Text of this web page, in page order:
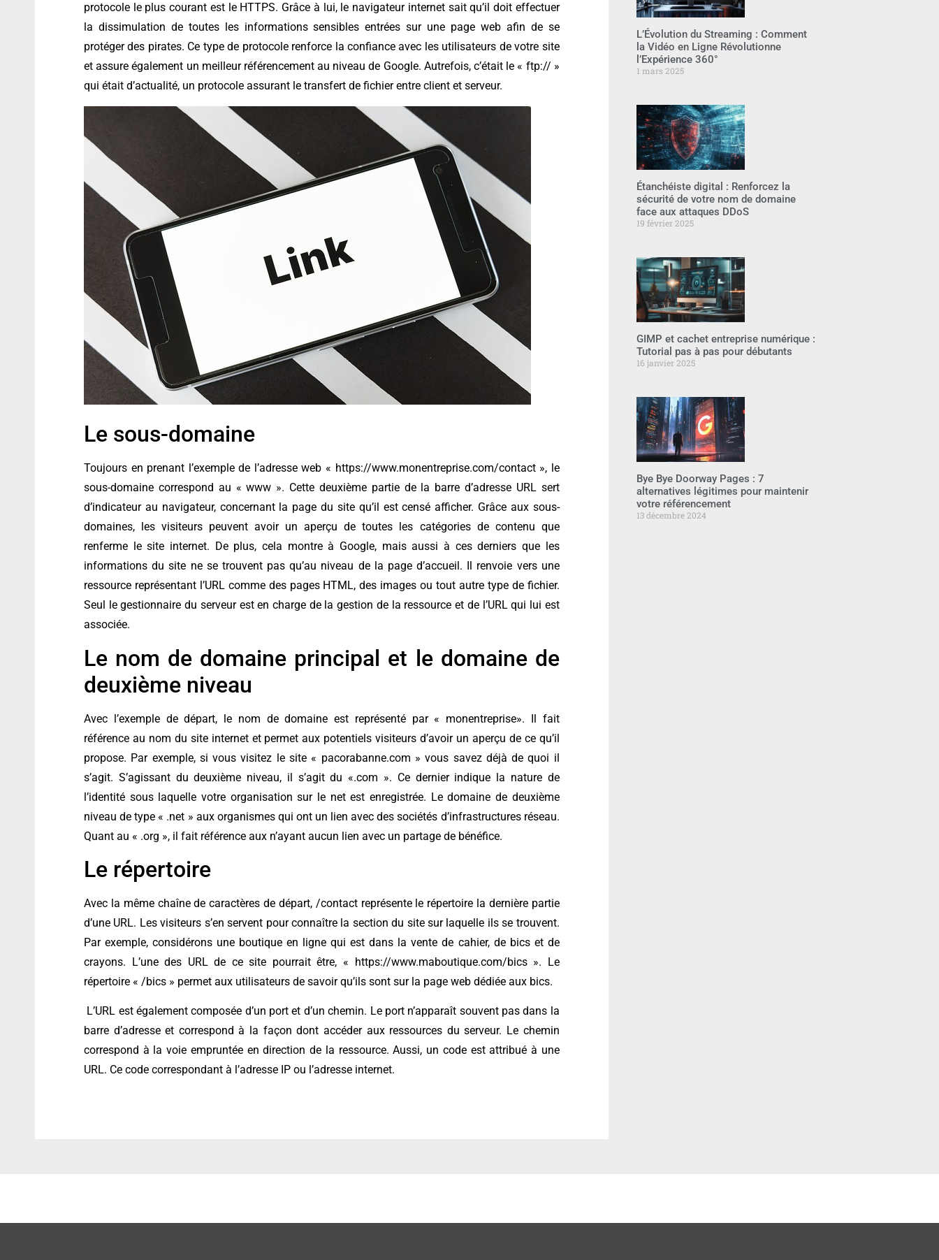
protocole le plus courant est le HTTPS. Grâce à lui, le navigateur internet sait qu’il doit effectuer
la dissimulation de toutes les informations sensibles entrées sur une page web afin de se
protéger des pirates. Ce type de protocole renforce la confiance avec les utilisateurs de votre site
et assure également un meilleur référencement au niveau de Google. Autrefois, c’était le « ftp:// »
qui était d’actualité, un protocole assurant le transfert de fichier entre client et serveur.
Le sous-domaine
Toujours en prenant l’exemple de l’adresse web « https://www.monentreprise.com/contact », le
sous-domaine correspond au « www ». Cette deuxième partie de la barre d’adresse URL sert
d’indicateur au navigateur, concernant la page du site qu’il est censé afficher. Grâce aux sous-
domaines, les visiteurs peuvent avoir un aperçu de toutes les catégories de contenu que
renferme le site internet. De plus, cela montre à Google, mais aussi à ces derniers que les
informations du site ne se trouvent pas qu’au niveau de la page d’accueil. Il renvoie vers une
ressource représentant l’URL comme des pages HTML, des images ou tout autre type de fichier.
Seul le gestionnaire du serveur est en charge de la gestion de la ressource et de l’URL qui lui est
associée.
Le nom de domaine principal et le domaine de
deuxième niveau
Avec l’exemple de départ, le nom de domaine est représenté par « monentreprise». Il fait
référence au nom du site internet et permet aux potentiels visiteurs d’avoir un aperçu de ce qu’il
propose. Par exemple, si vous visitez le site « pacorabanne.com » vous savez déjà de quoi il
s’agit. S’agissant du deuxième niveau, il s’agit du «.com ». Ce dernier indique la nature de
l’identité sous laquelle votre organisation sur le net est enregistrée. Le domaine de deuxième
niveau de type « .net » aux organismes qui ont un lien avec des sociétés d’infrastructures réseau.
Quant au « .org », il fait référence aux n’ayant aucun lien avec un partage de bénéfice.
Le répertoire
Avec la même chaîne de caractères de départ, /contact représente le répertoire la dernière partie
d’une URL. Les visiteurs s’en servent pour connaître la section du site sur laquelle ils se trouvent.
Par exemple, considérons une boutique en ligne qui est dans la vente de cahier, de bics et de
crayons. L’une des URL de ce site pourrait être, « https://www.maboutique.com/bics ». Le
répertoire « /bics » permet aux utilisateurs de savoir qu’ils sont sur la page web dédiée aux bics.
L’URL est également composée d’un port et d’un chemin. Le port n’apparaît souvent pas dans la
barre d’adresse et correspond à la façon dont accéder aux ressources du serveur. Le chemin
correspond à la voie empruntée en direction de la ressource. Aussi, un code est attribué à une
URL. Ce code correspondant à l’adresse IP ou l’adresse internet.
L’Évolution du Streaming : Comment
la Vidéo en Ligne Révolutionne
l’Expérience 360°
1 mars 2025
Étanchéiste digital : Renforcez la
sécurité de votre nom de domaine
face aux attaques DDoS
19 février 2025
GIMP et cachet entreprise numérique :
Tutorial pas à pas pour débutants
16 janvier 2025
Bye Bye Doorway Pages : 7
alternatives légitimes pour maintenir
votre référencement
13 décembre 2024